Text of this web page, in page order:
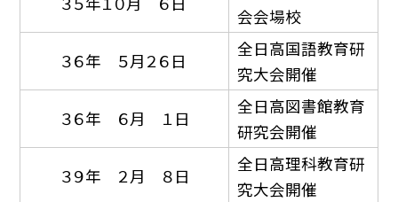
会会場校
３６年 ５月２６日
全日高国語教育研
究大会開催
３６年 ６月 １日
全日高図書館教育
研究会開催
３９年 ２月 ８日
全日高理科教育研
究大会開催